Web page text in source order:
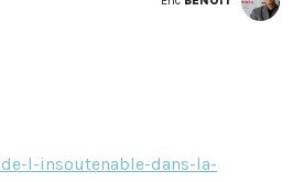
l-insoutenable-dans-la-